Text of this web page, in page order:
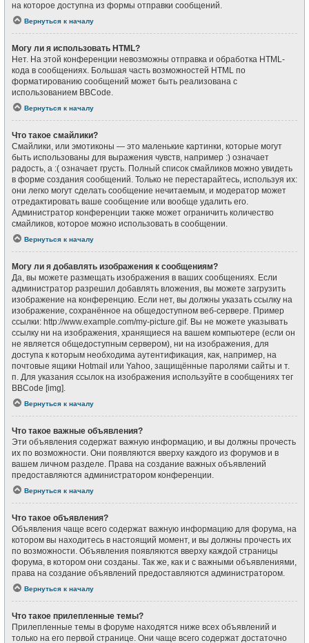
на которое доступна из формы отправки сообщений.
Вернуться к началу
Могу ли я использовать HTML?
Нет. На этой конференции невозможны отправка и обработка HTML-
кода в сообщениях. Большая часть возможностей HTML по
форматированию сообщений может быть реализована с
использованием BBCode.
Вернуться к началу
Что такое смайлики?
Смайлики, или эмотиконы — это маленькие картинки, которые могут
быть использованы для выражения чувств, например :) означает
радость, а :( означает грусть. Полный список смайликов можно увидеть
в форме создания сообщений. Только не перестарайтесь, используя их:
они легко могут сделать сообщение нечитаемым, и модератор может
отредактировать ваше сообщение или вообще удалить его.
Администратор конференции также может ограничить количество
смайликов, которое можно использовать в сообщении.
Вернуться к началу
Могу ли я добавлять изображения к сообщениям?
Да, вы можете размещать изображения в ваших сообщениях. Если
администратор разрешил добавлять вложения, вы можете загрузить
изображение на конференцию. Если нет, вы должны указать ссылку на
изображение, сохранённое на общедоступном веб-сервере. Пример
ссылки: http://www.example.com/my-picture.gif. Вы не можете указывать
ссылку ни на изображения, хранящиеся на вашем компьютере (если он
не является общедоступным сервером), ни на изображения, для
доступа к которым необходима аутентификация, как, например, на
почтовые ящики Hotmail или Yahoo, защищённые паролями сайты и т.
п. Для указания ссылок на изображения используйте в сообщениях тег
BBCode [img].
Вернуться к началу
Что такое важные объявления?
Эти объявления содержат важную информацию, и вы должны прочесть
их по возможности. Они появляются вверху каждого из форумов и в
вашем личном разделе. Права на создание важных объявлений
предоставляются администратором конференции.
Вернуться к началу
Что такое объявления?
Объявления чаще всего содержат важную информацию для форума, на
котором вы находитесь в настоящий момент, и вы должны прочесть их
по возможности. Объявления появляются вверху каждой страницы
форума, в котором они созданы. Так же, как и с важными объявлениями,
права на создание объявлений предоставляются администратором.
Вернуться к началу
Что такое прилепленные темы?
Прилепленные темы в форуме находятся ниже всех объявлений и
только на его первой странице. Они чаще всего содержат достаточно